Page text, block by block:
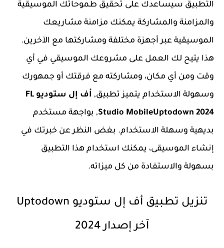
التطبيق سيساعدك على تحقيق طموحاتك الموسيقية
والمزامنة والمشاركة يمكنك مزامنة مشاريعك
الموسيقية عبر أجهزة مختلفة ومشاركتها مع الآخرين.
هذا يتيح لك العمل على مشروعك الموسيقي في أي
وقت ومن أي مكان، ومشاركته مع فرقتك أو جمهورك
وسهولة الاستخدام يتميز تطبيق,
أف إل ستوديو FL
Studio MobileUptodown 2024, بواجهة مستخدم
بديهية وسهلة الاستخدام. بغض النظر عن خبرتك في
إنشاء الموسيقى، يمكنك استخدام هذا التطبيق
بسهولة والاستفادة من كل ميزاته.
تنزيل تطبيق أف إل ستوديو Uptodown
آخر إصدار 2024